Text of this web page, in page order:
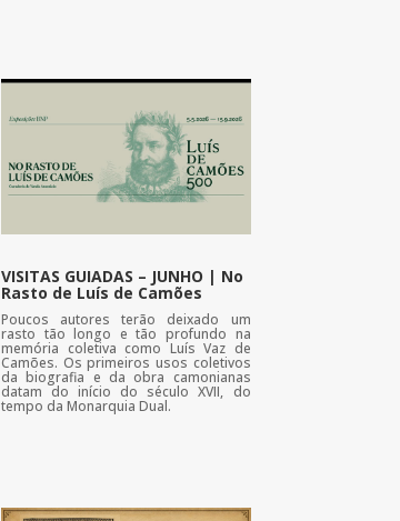
VISITAS GUIADAS – JUNHO | No
Rasto de Luís de Camões
Poucos autores terão deixado um
rasto tão longo e tão profundo na
memória coletiva como Luís Vaz de
Camões. Os primeiros usos coletivos
da biografia e da obra camonianas
datam do início do século XVII, do
tempo da Monarquia Dual.